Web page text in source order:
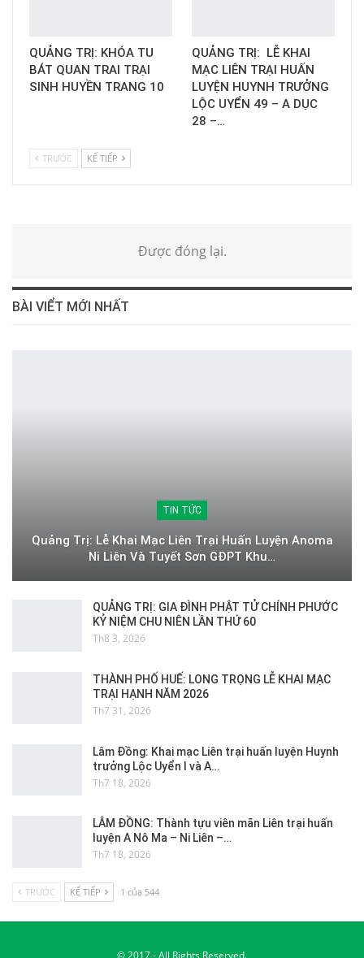
QUẢNG TRỊ: KHÓA TU
BÁT QUAN TRAI TRẠI
SINH HUYỀN TRANG 10
QUẢNG TRỊ: LỄ KHAI
MẠC LIÊN TRẠI HUẤN
LUYỆN HUYNH TRƯỞNG
LỘC UYỂN 49 – A DỤC
28 –…
TRƯỚC KẾ TIẾP
Được đóng lại.
BÀI VIỂT MỚI NHẤT
TIN TỨC
Quảng Trị: Lễ Khai Mạc Liên Trại Huấn Luyện Anoma
Ni Liên Và Tuyết Sơn GĐPT Khu…
QUẢNG TRỊ: GIA ĐÌNH PHẬT TỬ CHÍNH PHƯỚC
KỶ NIỆM CHU NIÊN LẦN THỨ 60
Th8 3, 2026
THÀNH PHỐ HUẾ: LONG TRỌNG LỄ KHAI MẠC
TRẠI HẠNH NĂM 2026
Th7 31, 2026
Lâm Đồng: Khai mạc Liên trại huấn luyện Huynh
trưởng Lộc Uyển I và A…
Th7 18, 2026
LÂM ĐỒNG: Thành tựu viên mãn Liên trại huấn
luyện A Nô Ma – Ni Liên –…
Th7 18, 2026
TRƯỚC KẾ TIẾP 1 của 544
© 2017 - All Rights Reserved.